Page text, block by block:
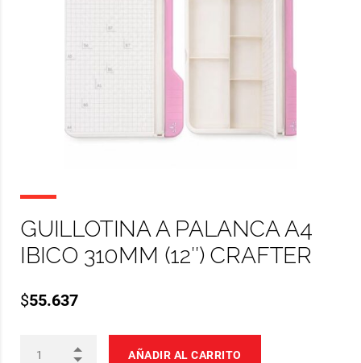
GUILLOTINA A PALANCA A4
IBICO 310MM (12″) CRAFTER
$55.637
AÑADIR AL CARRITO